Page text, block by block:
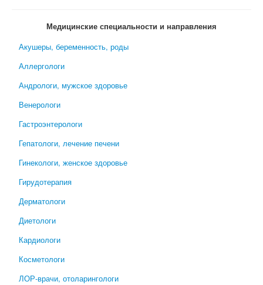
Медицинские специальности и направления
Акушеры, беременность, роды
Аллергологи
Андрологи, мужское здоровье
Венерологи
Гастроэнтерологи
Гепатологи, лечение печени
Гинекологи, женское здоровье
Гирудотерапия
Дерматологи
Диетологи
Кардиологи
Косметологи
ЛОР-врачи, отоларингологи